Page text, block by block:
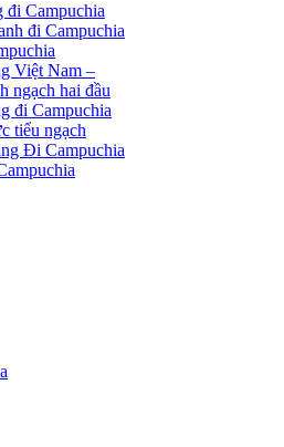
Campuchia
đi Campuchia
Việt Nam –
ngạch hai đầu
đi Campuchia
tiểu ngạch
Đi Campuchia